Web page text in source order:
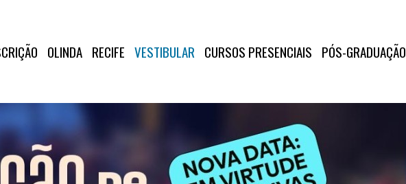
OLINDA RECIFE VESTIBULAR CURSOS PRESENCIAIS PÓS-GRADUAÇÃO